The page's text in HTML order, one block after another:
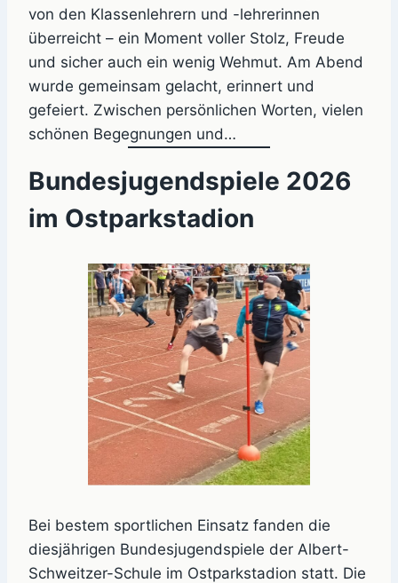
von den Klassenlehrern und -lehrerinnen
überreicht – ein Moment voller Stolz, Freude
und sicher auch ein wenig Wehmut. Am Abend
wurde gemeinsam gelacht, erinnert und
gefeiert. Zwischen persönlichen Worten, vielen
schönen Begegnungen und…
Bundesjugendspiele 2026
im Ostparkstadion
Bei bestem sportlichen Einsatz fanden die
diesjährigen Bundesjugendspiele der Albert-
Schweitzer-Schule im Ostparkstadion statt. Die